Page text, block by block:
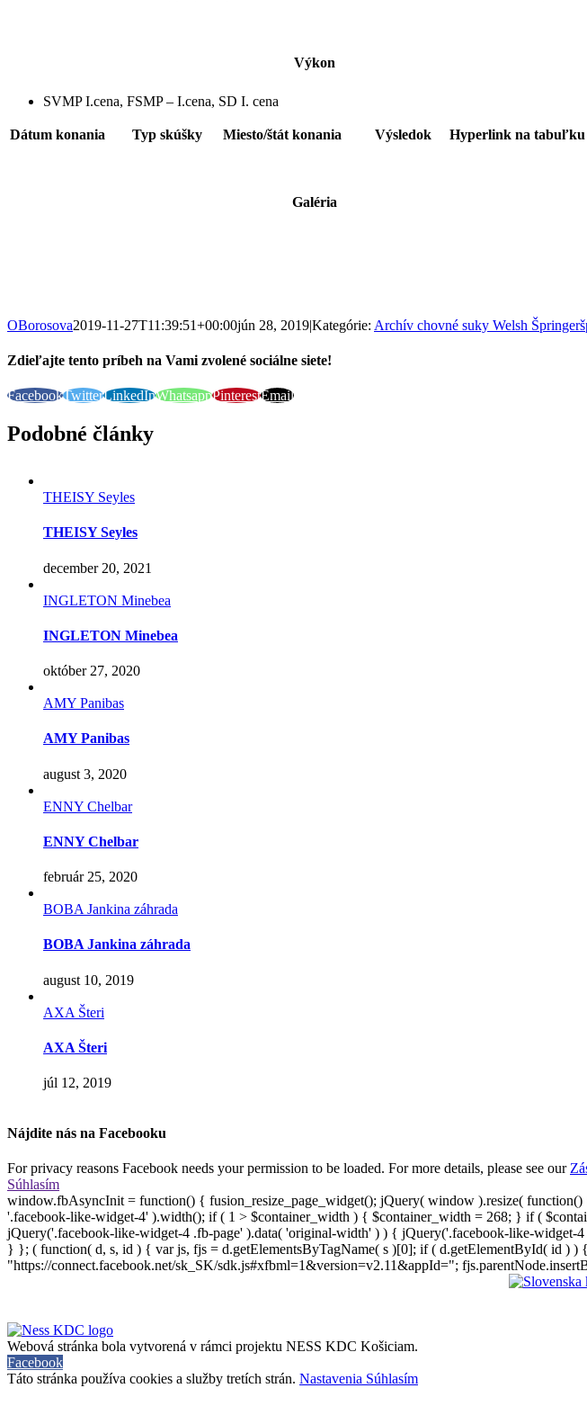
Výkon
SVMP I.cena, FSMP – I.cena, SD I. cena
Dátum konania Typ skúšky Miesto/štát konania Výsledok Hyperlink na tabuľku
Galéria
OBorosova2019-11-27T11:39:51+00:00jún 28, 2019|Kategórie: Archív chovné suky Welsh
Zdieľajte tento príbeh na Vami zvolené sociálne siete!
FacebookTwitterLinkedInWhatsappPinterestEmail
Podobné články
THEISY Seyles
THEISY Seyles
december 20, 2021
INGLETON Minebea
INGLETON Minebea
október 27, 2020
AMY Panibas
AMY Panibas
august 3, 2020
ENNY Chelbar
ENNY Chelbar
február 25, 2020
BOBA Jankina záhrada
BOBA Jankina záhrada
august 10, 2019
AXA Šteri
AXA Šteri
júl 12, 2019
Nájdite nás na Facebooku
For privacy reasons Facebook needs your permission to be loaded. For more details, please see our
Súhlasím
window.fbAsyncInit = function() { fusion_resize_page_widget(); jQuery( window ).resize(
'.facebook-like-widget-4' ).width(); if ( 1 > $container_width ) { $container_width = 268; } if (
jQuery('.facebook-like-widget-4 .fb-page' ).data( 'original-width' ) ) { jQuery('.facebook-like-
} }; ( function( d, s, id ) { var js, fjs = d.getElementsByTagName( s )[0]; if ( d.getElementById( id ) )
"https://connect.facebook.net/sk_SK/sdk.js#xfbml=1&version=v2.11&appId=";
Webová stránka bola vytvorená v rámci projektu NESS KDC Košiciam.
Facebook
Táto stránka používa cookies a služby tretích strán. Nastavenia Súhlasím